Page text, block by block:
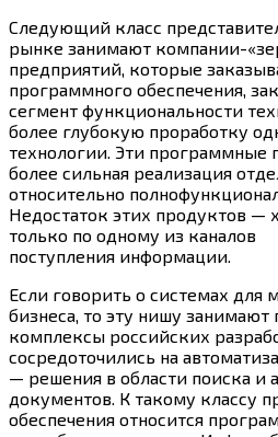
Следующий класс
рынке занимают компании-
предприятий, которые
программного обеспечения,
сегмент функциональности
более глубокую проработку
технологии. Эти программные
более сильная реализация
относительно
Недостаток этих продуктов —
только по одному из каналов
поступления информации.
Если говорить о системах для
бизнеса, то эту нишу
комплексы российских
сосредоточились на
— решения в области поиска и
документов. К такому классу
обеспечения относится